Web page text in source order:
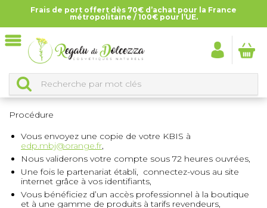
Frais de port offert dès 70€ d’achat pour la France
métropolitaine / 100€ pour l’UE.
Accueil>Devenez revendeur
DEVENEZ REVENDEUR
Vous aimez les produits Regalu di Dolcezza ? Devenez
revendeurs !
Procédure
Vous envoyez une copie de votre KBIS à
edp.mbj@orange.fr,
Nous validerons votre compte sous 72 heures ouvrées,
Une fois le partenariat établi, connectez-vous au site
internet grâce à vos identifiants,
Vous bénéficiez d’un accès professionnel à la boutique
et à une gamme de produits à tarifs revendeurs,